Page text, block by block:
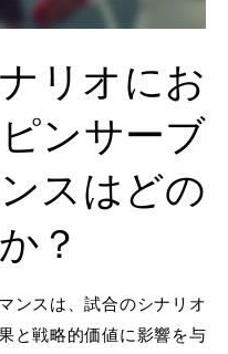
リオにお
ンサーブ
スはどの
？
ンスは、試合のシナリオ
と戦略的価値に影響を与